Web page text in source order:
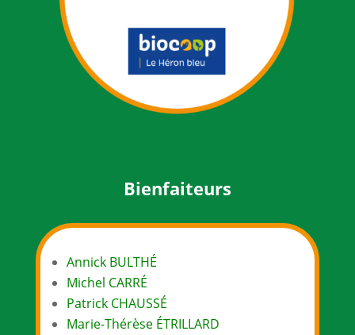
Bienfaiteurs
Annick BULTHÉ
Michel CARRÉ
Patrick CHAUSSÉ
Marie-Thérèse ÉTRILLARD